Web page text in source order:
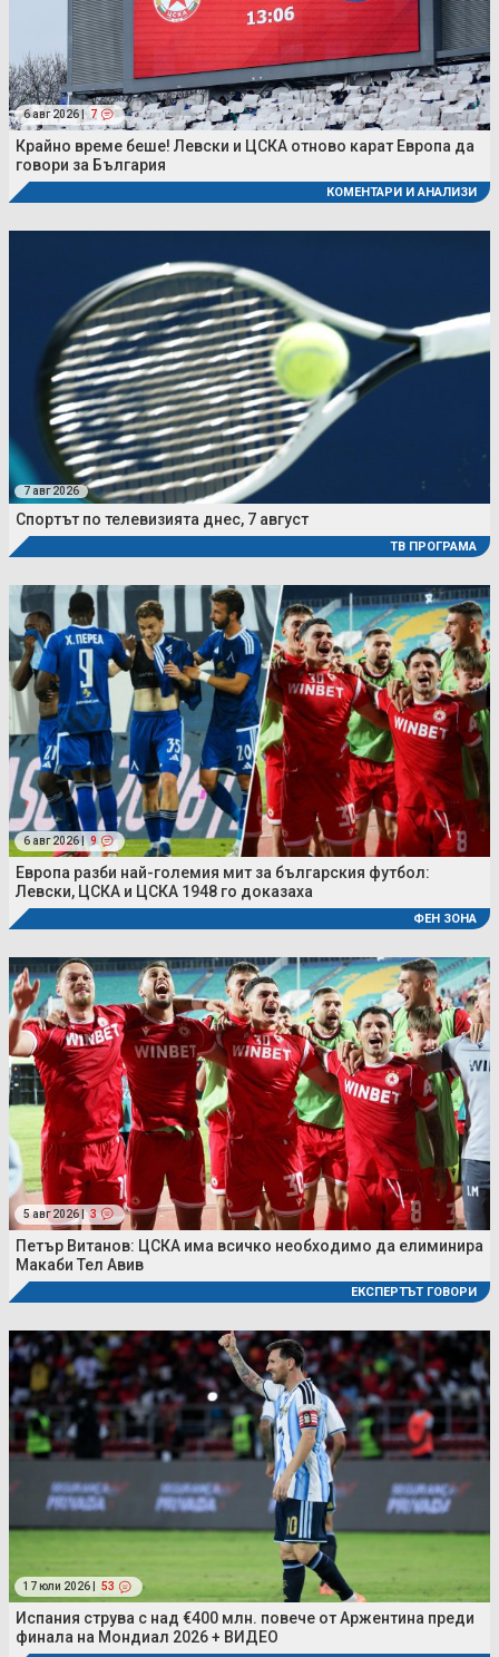
6 авг 2026 | 7
Крайно време беше! Левски и ЦСКА отново карат Европа да
говори за България
КОМЕНТАРИ И АНАЛИЗИ
7 авг 2026
Спортът по телевизията днес, 7 август
ТВ ПРОГРАМА
6 авг 2026 | 9
Европа разби най-големия мит за българския футбол:
Левски, ЦСКА и ЦСКА 1948 го доказаха
ФЕН ЗОНА
5 авг 2026 | 3
Петър Витанов: ЦСКА има всичко необходимо да елиминира
Макаби Тел Авив
ЕКСПЕРТЪТ ГОВОРИ
17 юли 2026 | 53
Испания струва с над €400 млн. повече от Аржентина преди
финала на Мондиал 2026 + ВИДЕО